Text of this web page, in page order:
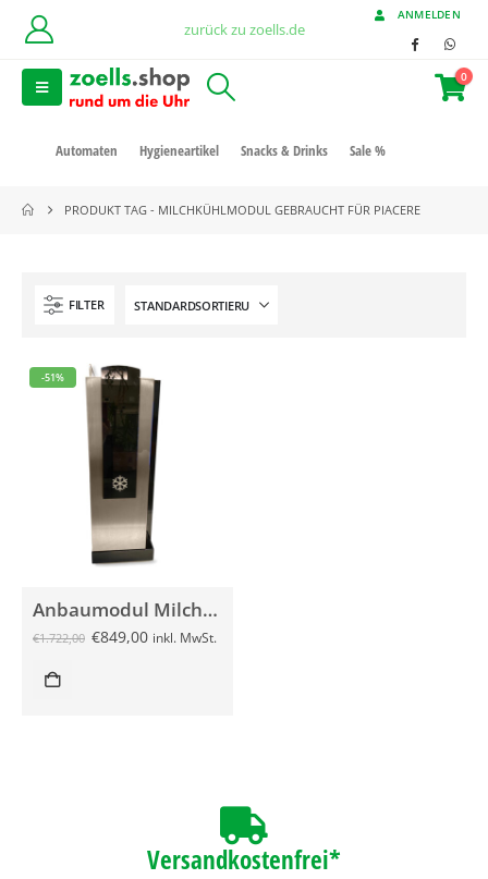
zurück zu zoells.de
ANMELDEN
0
Automaten Hygieneartikel Snacks & Drinks Sale %
PRODUKT TAG - MILCHKÜHLMODUL GEBRAUCHT FÜR PIACERE
FILTER
-51%
Anbaumodul Milchkühlschrank für Piacere gebraucht
€1.722,00 €849,00 inkl. MwSt.
Versandkostenfrei*